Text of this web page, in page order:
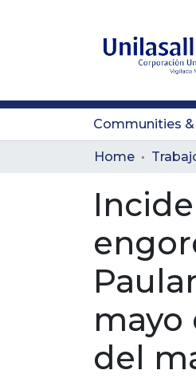
Communities
Home
mayo
del